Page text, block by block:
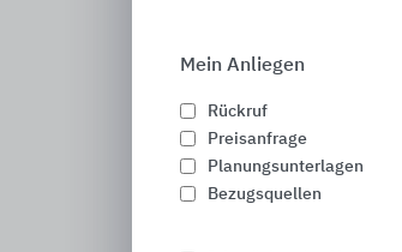
Mein Anliegen
Rückruf
Preisanfrage
Planungsunterlagen
Bezugsquellen